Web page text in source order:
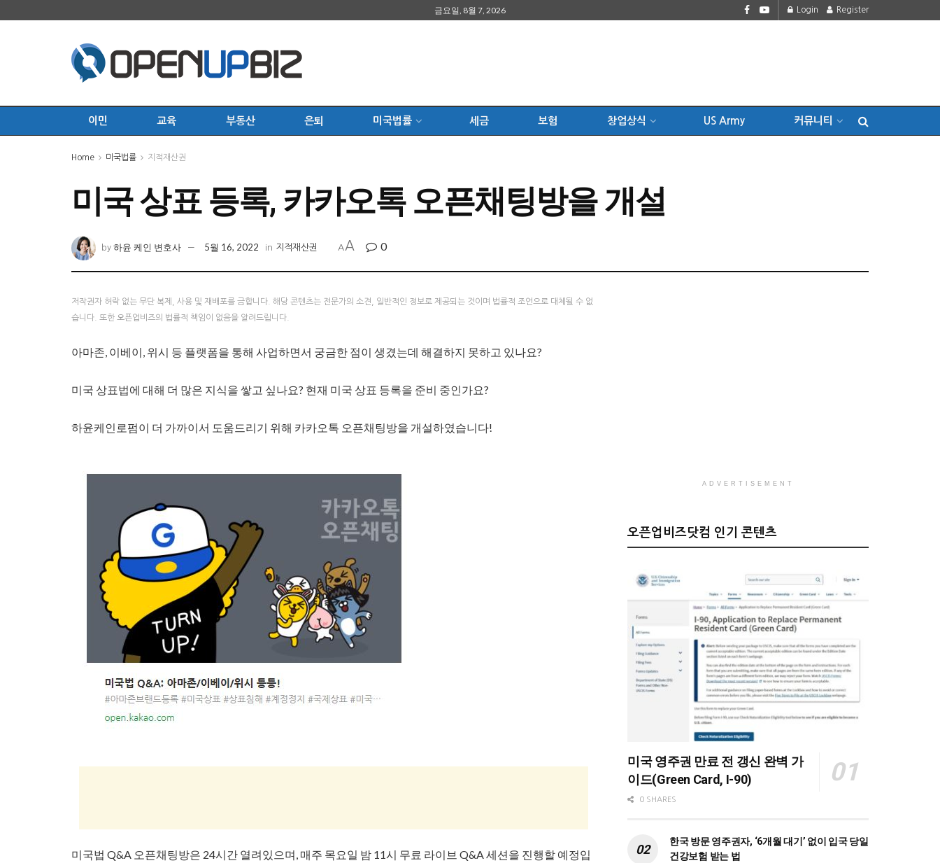
금요일, 8월 7, 2026 Login Register
이민 교육 부동산 은퇴 미국법률 세금 보험 창업상식 US Army 커뮤니티
Home 미국법률 지적재산권
미국 상표 등록, 카카오톡 오픈채팅방을 개설
by 하윤 케인 변호사 5월 16, 2022 in 지적재산권 AA 0
저작권자 허락 없는 무단 복제, 사용 및 재배포를 금합니다. 해당 콘텐츠는 전문가의 소견, 일반적인 정보로 제공되는 것이며 법률적 조언으로 대체될 수 없
습니다. 또한 오픈업비즈의 법률적 책임이 없음을 알려드립니다.
아마존, 이베이, 위시 등 플랫폼을 통해 사업하면서 궁금한 점이 생겼는데 해결하지 못하고 있나요?
미국 상표법에 대해 더 많은 지식을 쌓고 싶나요? 현재 미국 상표 등록을 준비 중인가요?
하윤케인로펌이 더 가까이서 도움드리기 위해 카카오톡 오픈채팅방을 개설하였습니다!
미국법 Q&A 오픈채팅방은 24시간 열려있으며, 매주 목요일 밤 11시 무료 라이브 Q&A 세션을 진행할 예정입
ADVERTISEMENT
오픈업비즈닷컴 인기 콘텐츠
미국 영주권 만료 전 갱신 완벽 가
이드(Green Card, I-90)
0 SHARES
한국 방문 영주권자, ‘6개월 대기’ 없이 입국 당일
건강보험 받는 법